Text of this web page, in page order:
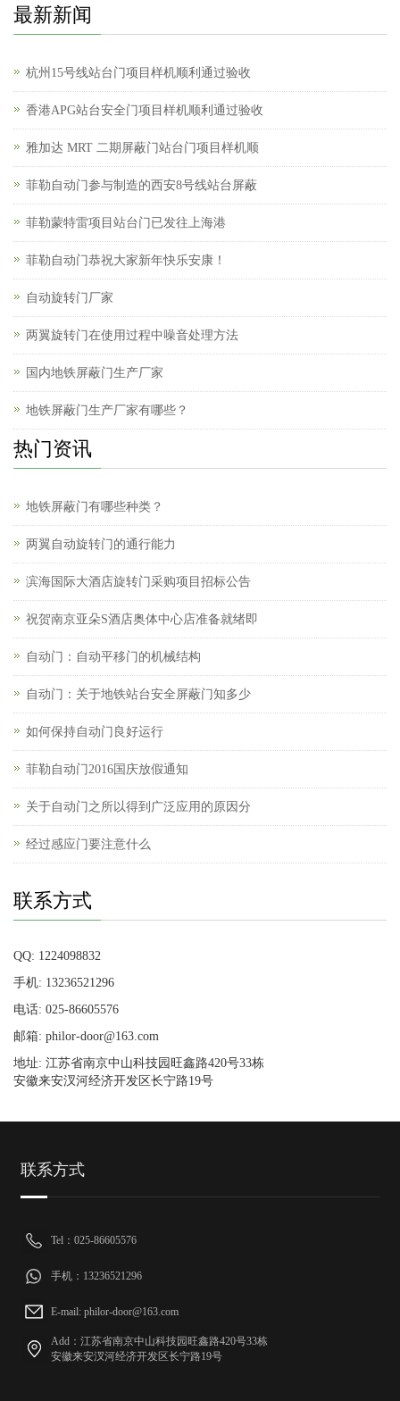
最新新闻
杭州15号线站台门项目样机顺利通过验收
香港APG站台安全门项目样机顺利通过验收
雅加达 MRT 二期屏蔽门站台门项目样机顺
菲勒自动门参与制造的西安8号线站台屏蔽
菲勒蒙特雷项目站台门已发往上海港
菲勒自动门恭祝大家新年快乐安康！
自动旋转门厂家
两翼旋转门在使用过程中噪音处理方法
国内地铁屏蔽门生产厂家
地铁屏蔽门生产厂家有哪些？
热门资讯
地铁屏蔽门有哪些种类？
两翼自动旋转门的通行能力
滨海国际大酒店旋转门采购项目招标公告
祝贺南京亚朵S酒店奥体中心店准备就绪即
自动门：自动平移门的机械结构
自动门：关于地铁站台安全屏蔽门知多少
如何保持自动门良好运行
菲勒自动门2016国庆放假通知
关于自动门之所以得到广泛应用的原因分
经过感应门要注意什么
联系方式
QQ: 1224098832
手机: 13236521296
电话: 025-86605576
邮箱: philor-door@163.com
地址: 江苏省南京中山科技园旺鑫路420号33栋
安徽来安汊河经济开发区长宁路19号
联系方式
Tel：025-86605576
手机：13236521296
E-mail: philor-door@163.com
Add：江苏省南京中山科技园旺鑫路420号33栋
安徽来安汊河经济开发区长宁路19号